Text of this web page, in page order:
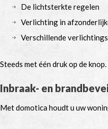
De lichtsterkte regelen
Verlichting in
Verschillende
Steeds met één druk op de
Inbraak- en
Met domotica houdt u uw